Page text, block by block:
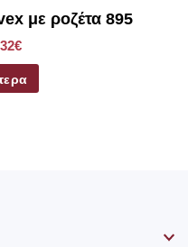
με ροζέτα 895